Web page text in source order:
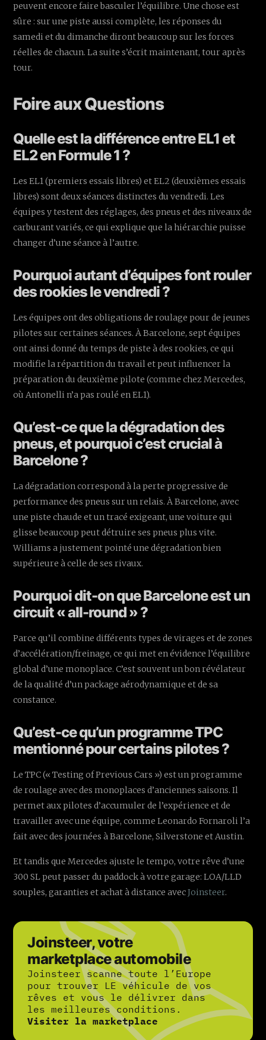
peuvent encore faire basculer l’équilibre. Une chose est
sûre : sur une piste aussi complète, les réponses du
samedi et du dimanche diront beaucoup sur les forces
réelles de chacun. La suite s’écrit maintenant, tour après
tour.
Foire aux Questions
Quelle est la différence entre EL1 et
EL2 en Formule 1 ?
Les EL1 (premiers essais libres) et EL2 (deuxièmes essais
libres) sont deux séances distinctes du vendredi. Les
équipes y testent des réglages, des pneus et des niveaux de
carburant variés, ce qui explique que la hiérarchie puisse
changer d’une séance à l’autre.
Pourquoi autant d’équipes font rouler
des rookies le vendredi ?
Les équipes ont des obligations de roulage pour de jeunes
pilotes sur certaines séances. À Barcelone, sept équipes
ont ainsi donné du temps de piste à des rookies, ce qui
modifie la répartition du travail et peut influencer la
préparation du deuxième pilote (comme chez Mercedes,
où Antonelli n’a pas roulé en EL1).
Qu’est-ce que la dégradation des
pneus, et pourquoi c’est crucial à
Barcelone ?
La dégradation correspond à la perte progressive de
performance des pneus sur un relais. À Barcelone, avec
une piste chaude et un tracé exigeant, une voiture qui
glisse beaucoup peut détruire ses pneus plus vite.
Williams a justement pointé une dégradation bien
supérieure à celle de ses rivaux.
Pourquoi dit-on que Barcelone est un
circuit « all-round » ?
Parce qu’il combine différents types de virages et de zones
d’accélération/freinage, ce qui met en évidence l’équilibre
global d’une monoplace. C’est souvent un bon révélateur
de la qualité d’un package aérodynamique et de sa
constance.
Qu’est-ce qu’un programme TPC
mentionné pour certains pilotes ?
Le TPC (« Testing of Previous Cars ») est un programme
de roulage avec des monoplaces d’anciennes saisons. Il
permet aux pilotes d’accumuler de l’expérience et de
travailler avec une équipe, comme Leonardo Fornaroli l’a
fait avec des journées à Barcelone, Silverstone et Austin.
Et tandis que Mercedes ajuste le tempo, votre rêve d’une
300 SL peut passer du paddock à votre garage: LOA/LLD
souples, garanties et achat à distance avecJoinsteer.
Joinsteer, votre
marketplace automobile
Joinsteer scanne toute l’Europe
pour trouver LE véhicule de vos
rêves et vous le délivrer dans
les meilleures conditions.
Visiter la marketplace